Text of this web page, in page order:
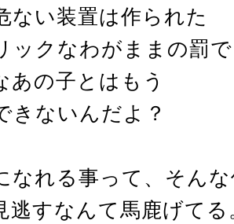
い装置は作られた
クなわがままの罰で
の子とはもう
ないんだよ？
なれる事って、そん
逃すなんて馬鹿げて